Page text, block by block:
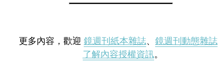
更多內容，歡迎 鏡週刊紙本雜誌、 鏡週刊動態雜誌
了解內容授權資訊。